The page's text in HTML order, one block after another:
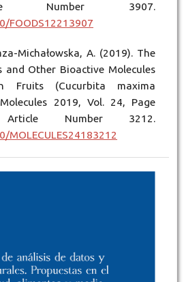
Number 3907.
FOODS12213907
Michałowska, A. (2019). The
and Other Bioactive Molecules
Fruits (Cucurbita maxima
2019, Vol. 24, Page
Number 3212.